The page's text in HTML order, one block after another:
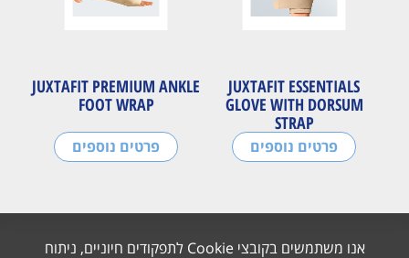
אנו משתמשים בקובצי Cookie לתפקודים חיוניים, ניתוח
JUXTAFIT ESSENTIALS
GLOVE WITH DORSUM
STRAP
פרטים נוספים
JUXTAFIT PREMIUM ANKLE
FOOT WRAP
פרטים נוספים